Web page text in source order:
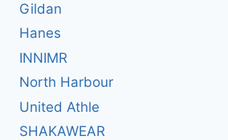
Gildan
Hanes
INNIMR
North Harbour
United Athle
SHAKAWEAR